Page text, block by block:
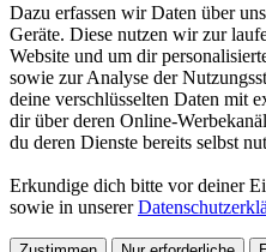
Dazu erfassen wir Daten über
Geräte. Diese nutzen wir zur
Website und um dir
sowie zur Analyse der
deine verschlüsselten Daten mit
dir über deren Online-
du deren Dienste bereits selbst
Erkundige dich bitte vor deiner
sowie in unserer